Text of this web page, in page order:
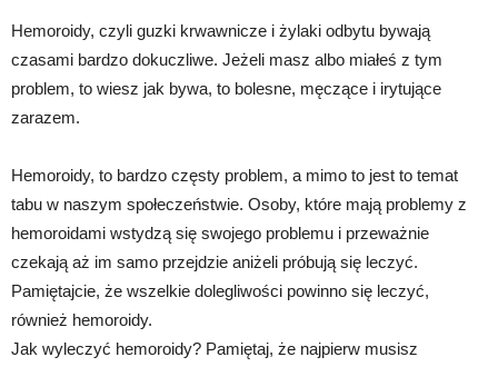
Hemoroidy, czyli guzki krwawnicze i żylaki odbytu bywają
czasami bardzo dokuczliwe. Jeżeli masz albo miałeś z tym
problem, to wiesz jak bywa, to bolesne, męczące i irytujące
zarazem.
Hemoroidy, to bardzo częsty problem, a mimo to jest to temat
tabu w naszym społeczeństwie. Osoby, które mają problemy z
hemoroidami wstydzą się swojego problemu i przeważnie
czekają aż im samo przejdzie aniżeli próbują się leczyć.
Pamiętajcie, że wszelkie dolegliwości powinno się leczyć,
również hemoroidy.
Jak wyleczyć hemoroidy? Pamiętaj, że najpierw musisz